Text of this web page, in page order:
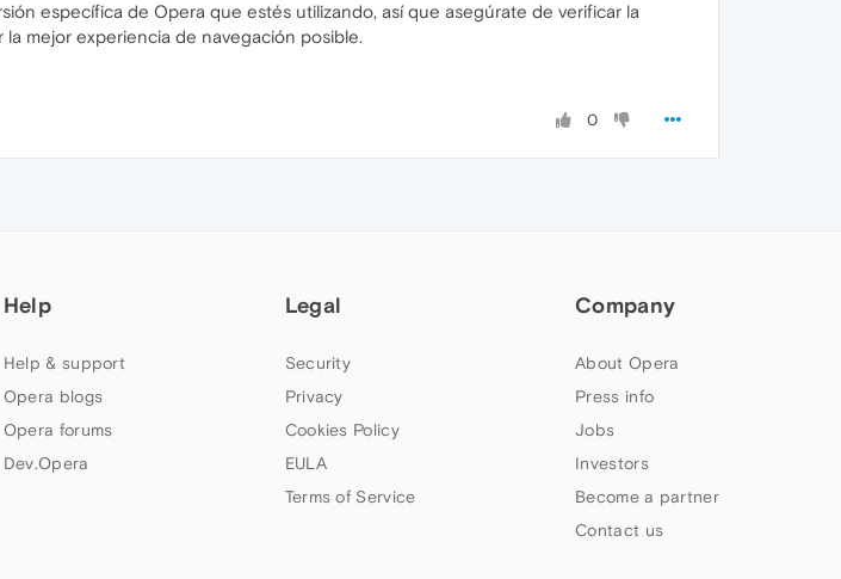
específica de Opera que estés utilizando, así que asegúrate de verificar la
mejor experiencia de navegación posible.
0
Help
Help & support
Opera blogs
Opera forums
Dev.Opera
Legal
Security
Privacy
Cookies Policy
EULA
Terms of Service
Company
About Opera
Press info
Jobs
Investors
Become a partner
Contact us